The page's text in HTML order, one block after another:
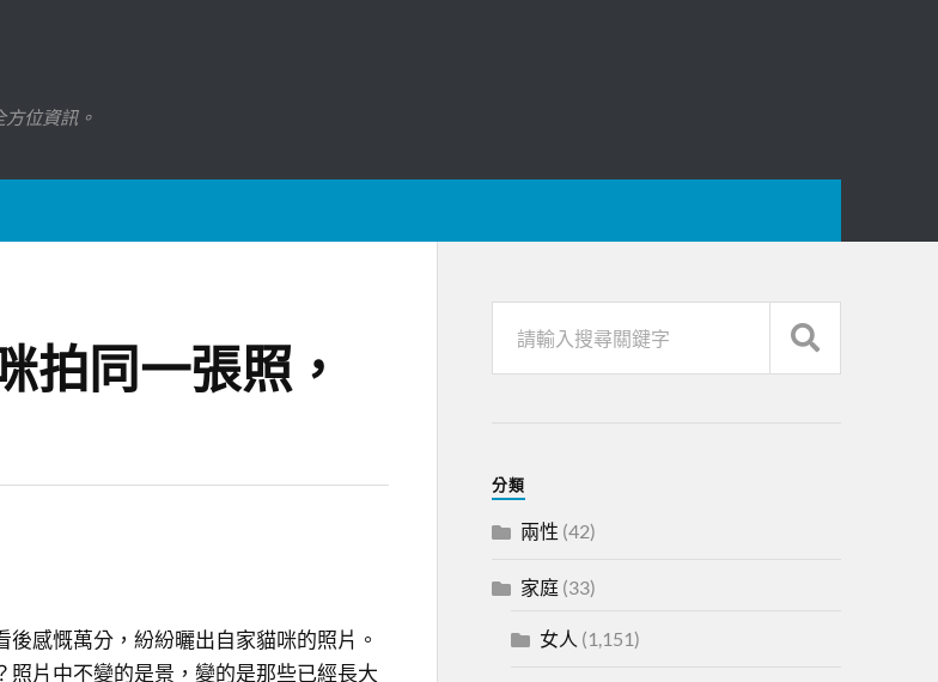
位資訊。
拍同一張照，
感慨萬分，紛紛曬出自家貓咪的照片。
片中不變的是景，變的是那些已經長大
分類
兩性 (42)
家庭(33)
女人 (1,151)